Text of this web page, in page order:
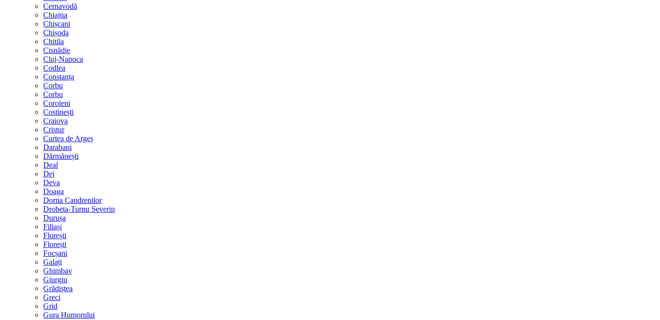
Cernavodă
Chiajna
Chișcani
Chișoda
Chitila
Cisnădie
Cluj-Napoca
Codlea
Constanța
Corbu
Corbu
Coroieni
Costinești
Craiova
Cristur
Curtea de Argeș
Darabani
Dărmănești
Deal
Dej
Deva
Doaga
Dorna Candrenilor
Drobeta-Turnu Severin
Durușa
Filiași
Florești
Florești
Focșani
Galați
Ghimbav
Giurgiu
Grădiștea
Greci
Grid
Gura Humorului